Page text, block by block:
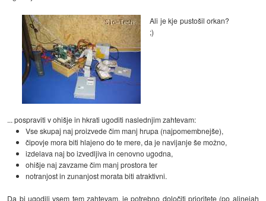
Ali je kje pustošil orkan?
;)
... pospraviti v ohišje in hkrati ugoditi naslednjim zahtevam:
Vse skupaj naj proizvede čim manj hrupa (najpomembnejše),
čipovje mora biti hlajeno do te mere, da je navijanje še možno,
izdelava naj bo izvedljiva in cenovno ugodna,
ohišje naj zavzame čim manj prostora ter
notranjost in zunanjost morata biti atraktivni.
Da bi ugodili vsem tem zahtevam, je potrebno določiti prioritete (po alinejah